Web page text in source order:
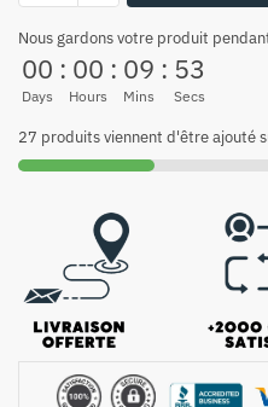
Nous gardons votre produit
00
Days
: 00
Hours
: 09
Mins
: 53
Secs
27 produits viennent d'être ajouté